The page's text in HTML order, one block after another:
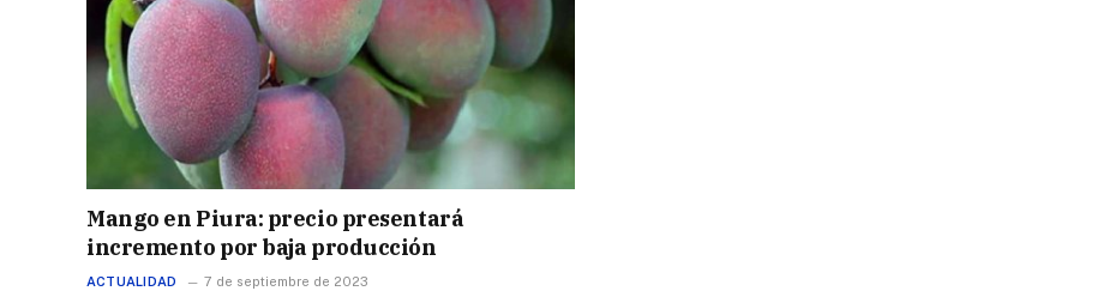
Mango en Piura: precio presentará
incremento por baja producción
ACTUALIDAD 7 de septiembre de 2023